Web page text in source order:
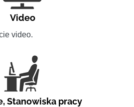
Video
video.
,Stanowiska pracy